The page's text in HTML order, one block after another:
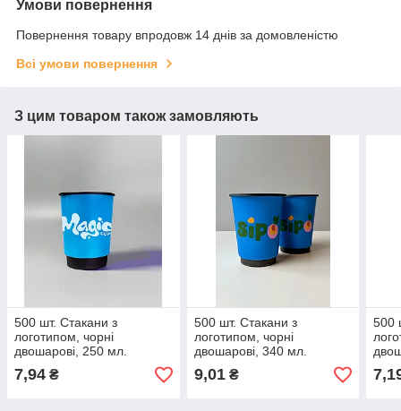
Умови повернення
Повернення товару впродовж 14 днів за домовленістю
Всі умови повернення
З цим товаром також замовляють
500 шт. Стакани з
логотипом, чорні
двошарові, 250 мл.
7,94 ₴
500 шт. Стакани з
логотипом, чорні
двошарові, 340 мл.
9,01₴
500